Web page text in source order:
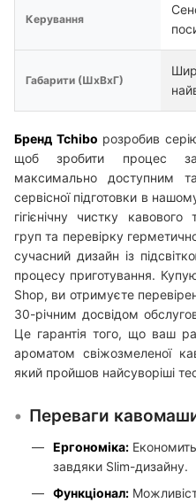
Керування
Габарити (ШхВхГ)
Бренд Tchibo розробив
щоб зробити процес
максимально доступним
сервісної підготовки в
гігієнічну чистку
груп та перевірку
сучасний дизайн із
процесу приготування.
Shop, ви отримуєте
30-річним досвідом
Це гарантія того, що ваш
ароматом свіжозмеленої
який пройшов найсуворіші
Переваги
Ергономіка:
завдяки Slim-дизайну.
Функціонал: